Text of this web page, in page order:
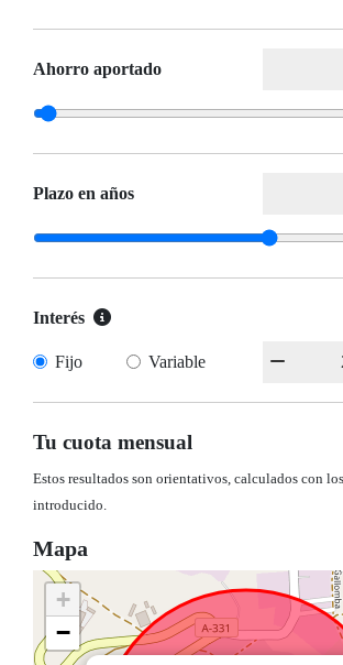
Ahorro aportado
Plazo en años
Interés
Fijo Variable
Tu cuota mensual
Estos resultados son orientativos, calculados con
introducido.
Mapa
+
−